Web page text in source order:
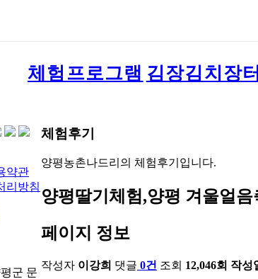
체험프로그램 김장김치장터
체험후기
양평농촌나드리의 체험후기입니다.
양평딸기체험,양평 겨울얼음
페이지 정보
작성자 이강희 댓글 0건 조회 12,046회 작성
약관
리방침
군 문